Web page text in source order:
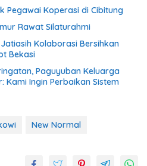
Pegawai Koperasi di Cibitung
Rawat Silaturahmi
Jatiasih Kolaborasi Bersihkan
Bekasi
Paguyuban Keluarga
Kami Ingin Perbaikan Sistem
New Normal